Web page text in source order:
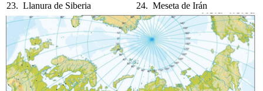
23. Llanura de Siberia
24. Meseta de Irán